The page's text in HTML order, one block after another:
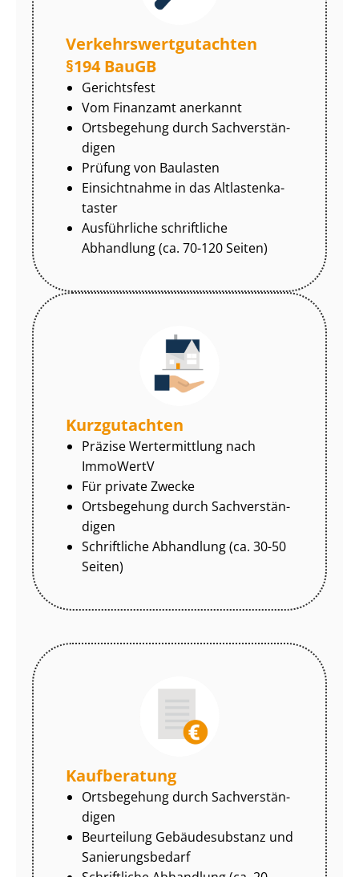
Ver­kehrs­wert­gut­ach­ten
§194 BauGB
Gerichtsfest
Vom Finanzamt anerkannt
Ortsbegehung durch Sach­ver­stän­
di­gen
Prüfung von Baulasten
Einsichtnahme in das Alt­las­ten­ka­
tas­ter
Ausführliche schriftliche
Abhandlung (ca. 70-120 Seiten)
Kurzgutachten
Präzise Wertermittlung nach
ImmoWertV
Für private Zwecke
Ortsbegehung durch Sach­ver­stän­
di­gen
Schriftliche Abhandlung (ca. 30-50
Seiten)
Kaufberatung
Ortsbegehung durch Sach­ver­stän­
di­gen
Beurteilung Gebäudesubstanz und
Sa­nie­rungs­be­darf